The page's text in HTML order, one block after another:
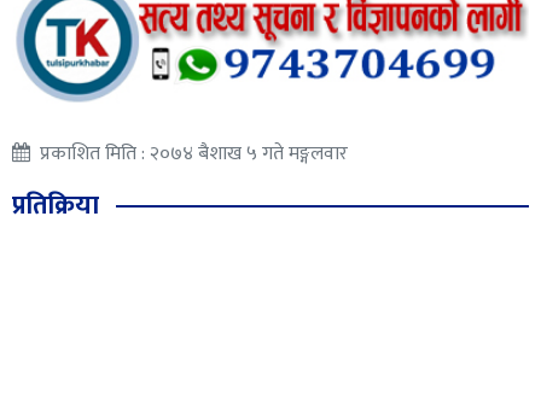
प्रकाशित मिति : २०७४ बैशाख ५ गते मङ्गलवार
प्रतिक्रिया